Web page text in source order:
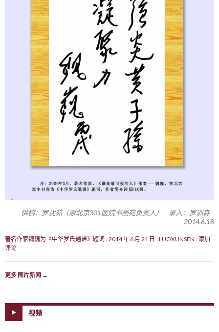
供稿：罗沈茹（原北京301医院书画苑负责人） 录入：罗训森
2014.6.18
著名作家魏巍为《中华罗氏通谱》题词 2014 年 6 月 21 日 LUOXUNSEN 添加
评论
更多 图片新闻 →
视频